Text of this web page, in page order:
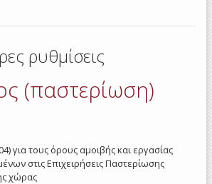
ρυθμίσεις
(παστερίωση)
για τους όρους αμοιβής και εργασίας
στις Επιχειρήσεις Παστερίωσης
χώρας